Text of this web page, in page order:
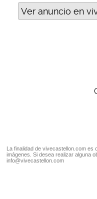
Ver anuncio en
La finalidad de vivecastellon.com
imágenes. Si desea realizar alguna
info@vivecastellon.com